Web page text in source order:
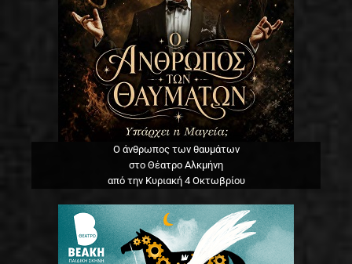
Ο άνθρωπος των θαυμάτων
στο Θέατρο Αλκμήνη
από την Κυριακή 4 Οκτωβρίου